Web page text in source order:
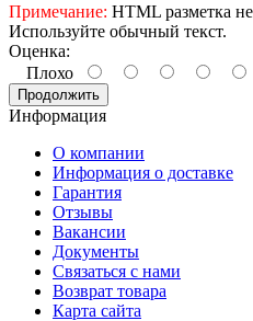
Примечание: HTML разметка
Используйте обычный текст.
Оценка:
Плохо
Продолжить
Информация
О компании
Информация о доставке
Гарантия
Отзывы
Вакансии
Документы
Связаться с нами
Возврат товара
Карта сайта